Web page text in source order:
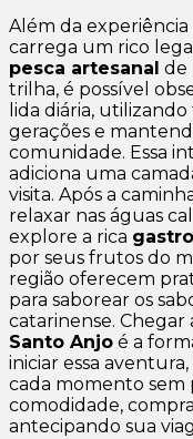
Além da
carrega um rico
pesca artesanal de
trilha, é possível
lida diária,
gerações e
comunidade. Essa
adiciona uma
visita. Após a
relaxar nas águas
explore a rica
por seus frutos do
região oferecem
para saborear os
catarinense.
Santo Anjo é a
iniciar essa
cada momento sem
comodidade,
antecipando sua